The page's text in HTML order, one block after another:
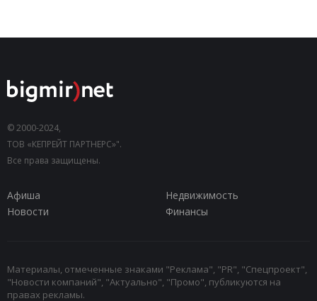
© 2000-2024,
ТОВ «КЕПРЕЙТ ПАРТНЕРС»".
Все права защищены.
Афиша
Недвижимость
Новости
Финансы
Материалы, отмеченные знаками "Реклама", "PR", "Спецпроект",
"Новости компаний", "Актуально", "Промо", публикуются на
правах рекламы.